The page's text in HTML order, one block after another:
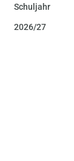
Schuljahr
2026/27